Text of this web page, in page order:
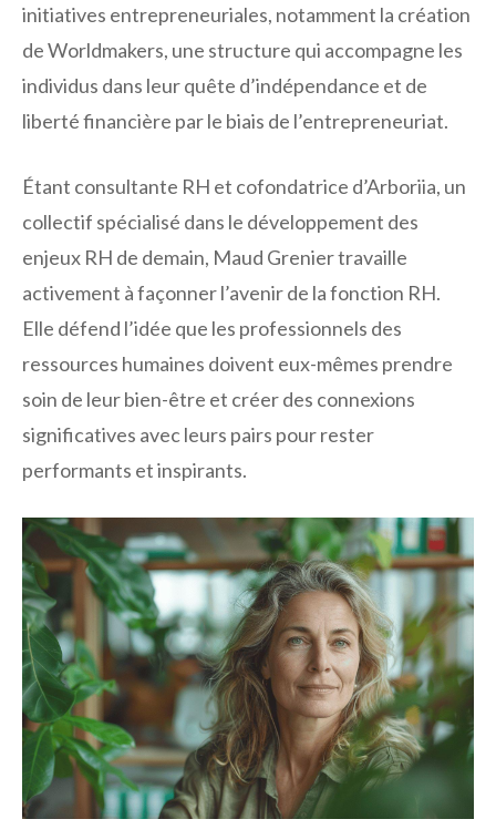
initiatives entrepreneuriales, notamment la création
de Worldmakers, une structure qui accompagne les
individus dans leur quête d’indépendance et de
liberté financière par le biais de l’entrepreneuriat.
Étant consultante RH et cofondatrice d’Arboriia, un
collectif spécialisé dans le développement des
enjeux RH de demain, Maud Grenier travaille
activement à façonner l’avenir de la fonction RH.
Elle défend l’idée que les professionnels des
ressources humaines doivent eux-mêmes prendre
soin de leur bien-être et créer des connexions
significatives avec leurs pairs pour rester
performants et inspirants.